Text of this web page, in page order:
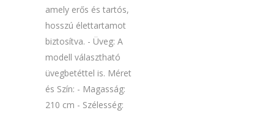
amely erős és tartós,
hosszú élettartamot
biztosítva. - Üveg: A
modell választható
üvegbetéttel is. Méret
és Szín: - Magasság:
210 cm - Szélesség: